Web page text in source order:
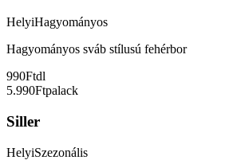
HelyiHagyományos
Hagyományos sváb stílusú fehérbor
990Ftdl
5.990Ftpalack
Siller
HelyiSzezonális